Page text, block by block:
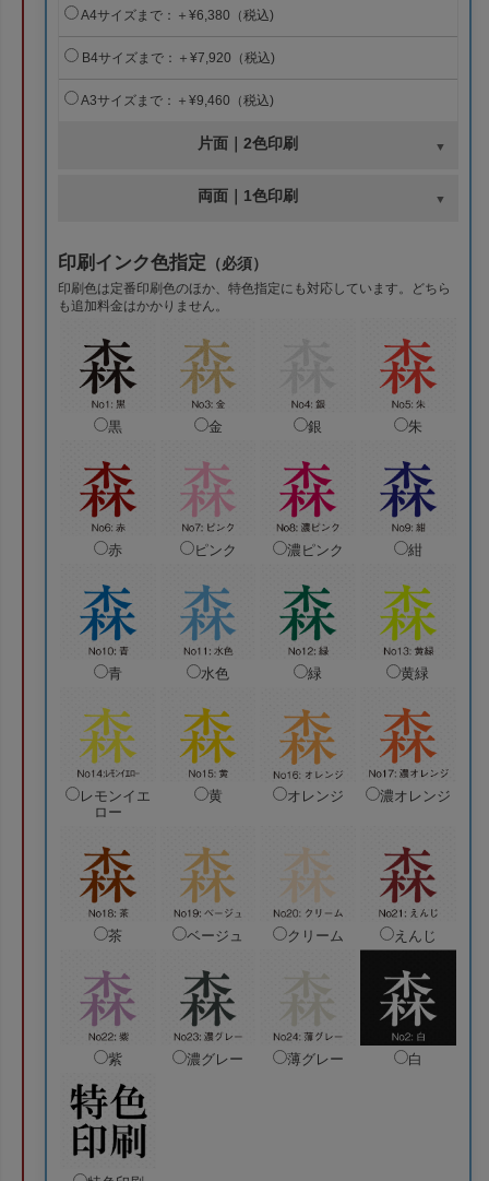
A4サイズまで：＋¥6,380（税込)
B4サイズまで：＋¥7,920（税込)
A3サイズまで：＋¥9,460（税込)
片面｜2色印刷
両面｜1色印刷
印刷インク色指定 （必須）
印刷色は定番印刷色のほか、特色指定にも対応しています。どちら
も追加料金はかかりません。
黒 金 銀 朱
赤 ピンク 濃ピンク 紺
青 水色 緑 黄緑
レモンイエ
ロー
黄 オレンジ 濃オレンジ
茶 ベージュ クリーム えんじ
紫 濃グレー 薄グレー 白